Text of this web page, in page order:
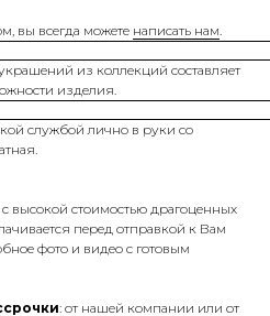
вы всегда можете написать нам
из коллекций составляет
изделия.
службой лично в руки со
высокой стоимостью драгоценных
перед отправкой к Вам
фото и видео с готовым
: от нашей компании или от